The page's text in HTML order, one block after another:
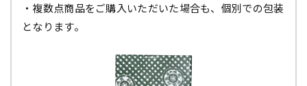
・複数点商品をご購入いただいた場合も、個別での包装
となります。